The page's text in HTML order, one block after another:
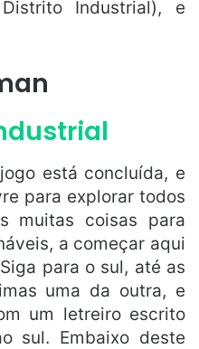
Industrial), e
está concluída, e
para explorar todos
muitas coisas para
a começar aqui
para o sul, até as
uma da outra, e
um letreiro escrito
sul. Embaixo deste